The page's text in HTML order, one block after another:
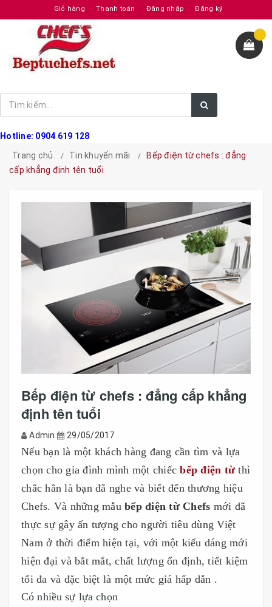
Giỏ hàng Thanh toán Đăng nhập Đăng ký
Hotline: 0904 619 128
Trang chủ
Tin khuyến mãi
Bếp điện từ chefs : đẳng
cấp khẳng định tên tuổi
Bếp điện từ chefs : đẳng cấp khẳng
định tên tuổi
Admin 29/05/2017
Nếu bạn là một khách hàng đang cần tìm và lựa
chọn cho gia đình mình một chiếcbếp điện từ thì
chắc hẳn là bạn đã nghe và biết đến thương hiệu
Chefs. Và những mẫu bếp điện từ Chefs mới đã
thực sự gây ấn tượng cho người tiêu dùng Việt
Nam ở thời điểm hiện tại, với một kiểu dáng mới
hiện đại và bắt mắt, chất lượng ổn định, tiết kiệm
tối đa và đặc biệt là một mức giá hấp dẫn .
Có nhiều sự lựa chọn